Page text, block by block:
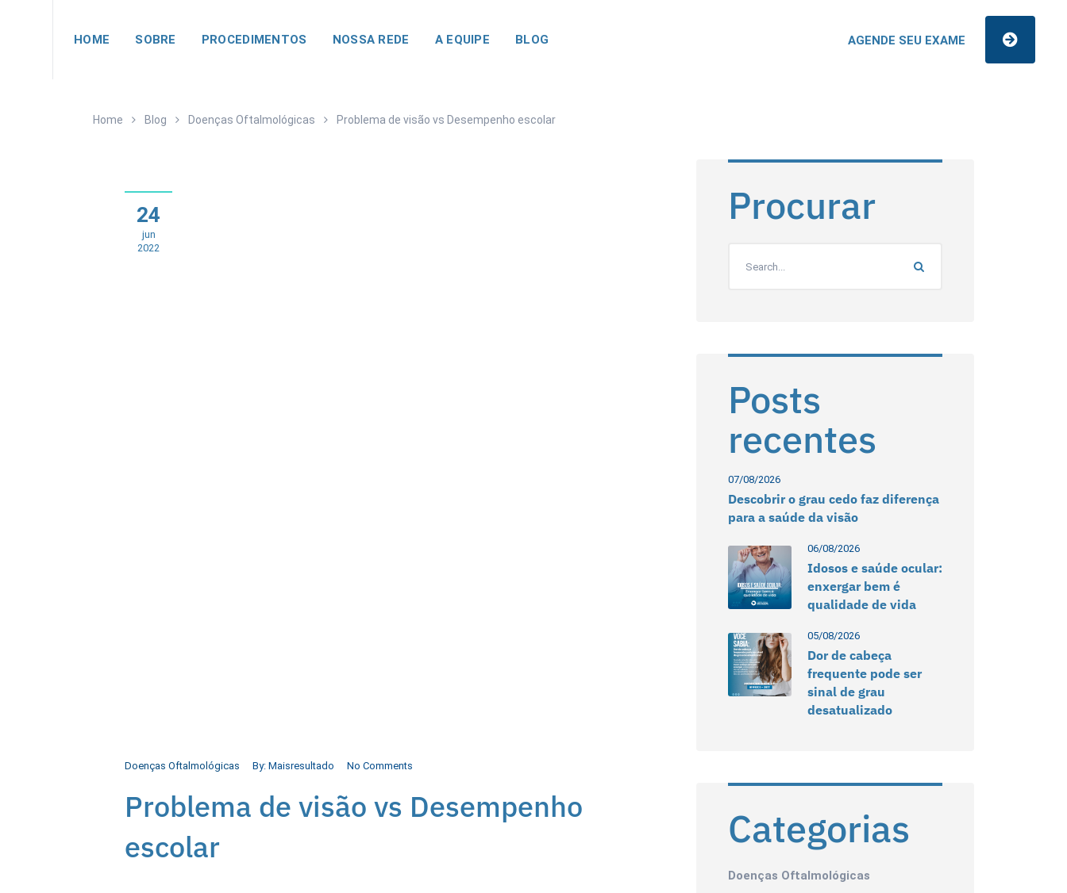
HOME SOBRE PROCEDIMENTOS NOSSA REDE A EQUIPE BLOG AGENDE SEU EXAME
Home Blog Doenças Oftalmológicas Problema de visão vs Desempenho escolar
24
jun
2022
Doenças Oftalmológicas By: Maisresultado No Comments
Problema de visão vs Desempenho
escolar
Procurar
Posts
recentes
07/08/2026
Descobrir o grau cedo faz diferença
para a saúde da visão
06/08/2026
Idosos e saúde ocular:
enxergar bem é
qualidade de vida
05/08/2026
Dor de cabeça
frequente pode ser
sinal de grau
desatualizado
Categorias
Doenças Oftalmológicas